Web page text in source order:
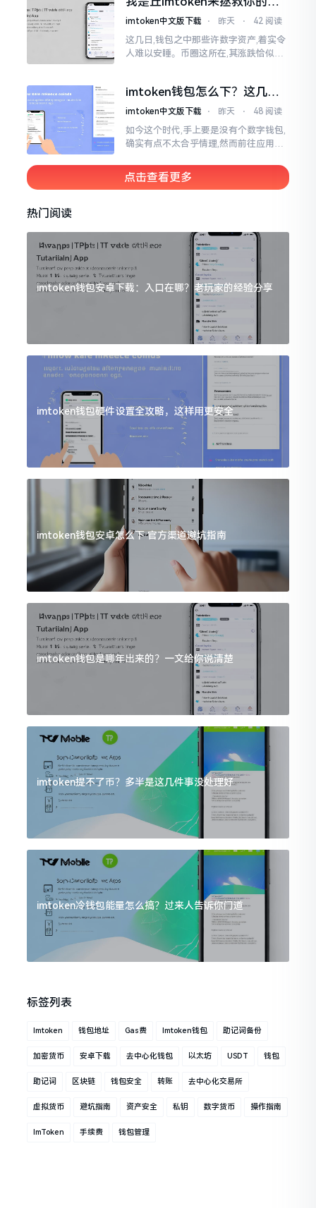
包
imtoken中文版下载 ⋅ 昨天 ⋅ 42 阅读
这几日,钱包之中那些许数字资产,着实令
人难以安睡。币圈这所在,其涨跌恰似翻
堆币
imtoken钱包怎么下？这几种
靠谱路子别走歪
imtoken中文版下载 ⋅ 昨天 ⋅ 48 阅读
如今这个时代,手上要是没有个数字钱包,
确实有点不太合乎情理,然而前往应用商
各样,实在是让人头疼不已。有些看起来
似乎相似
点击查看更多
热门阅读
imtoken钱包安卓下载：入口在哪？老玩家的经验分享
imtoken钱包硬件设置全攻略，这样用更安全
imtoken钱包安卓怎么下 官方渠道避坑指南
imtoken钱包是哪年出来的？一文给你说清楚
imtoken提不了币？多半是这几件事没处理好
imtoken冷钱包能量怎么搞？过来人告诉你门道
标签列表
Imtoken 钱包地址 Gas费 Imtoken钱包 助记词备份
加密货币 安卓下载 去中心化钱包 以太坊 USDT 钱包
助记词 区块链 钱包安全 转账 去中心化交易所
虚拟货币 避坑指南 资产安全 私钥 数字货币 操作指南
ImToken 手续费 钱包管理